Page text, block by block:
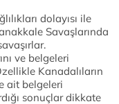
dolayısı ile
Savaşlarında
ve belgeleri
Kanadalıların
ait belgeleri
sonuçlar dikkate